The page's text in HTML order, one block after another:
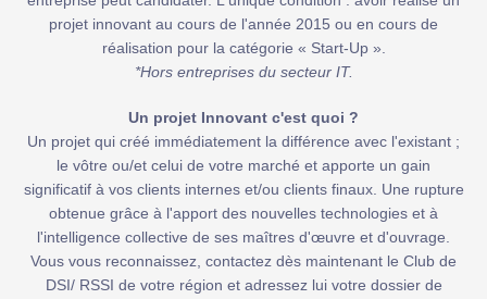
projet innovant au cours de l'année 2015 ou en cours de
réalisation pour la catégorie « Start-Up ».
*Hors entreprises du secteur IT.
Un projet Innovant c'est quoi ?
Un projet qui créé immédiatement la différence avec l'existant ;
le vôtre ou/et celui de votre marché et apporte un gain
significatif à vos clients internes et/ou clients finaux. Une rupture
obtenue grâce à l'apport des nouvelles technologies et à
l'intelligence collective de ses maîtres d'œuvre et d'ouvrage.
Vous vous reconnaissez, contactez dès maintenant le Club de
DSI/ RSSI de votre région et adressez lui votre dossier de